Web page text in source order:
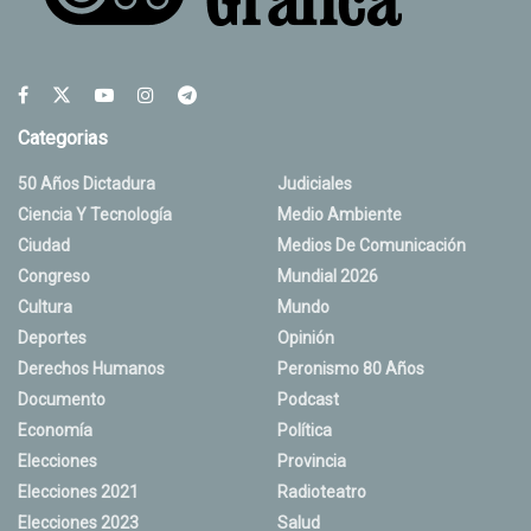
Categorias
50 Años Dictadura
Ciencia Y Tecnología
Ciudad
Congreso
Cultura
Deportes
Derechos Humanos
Documento
Economía
Elecciones
Elecciones 2021
Elecciones 2023
Judiciales
Medio Ambiente
Medios De Comunicación
Mundial 2026
Mundo
Opinión
Peronismo 80 Años
Podcast
Política
Provincia
Radioteatro
Salud